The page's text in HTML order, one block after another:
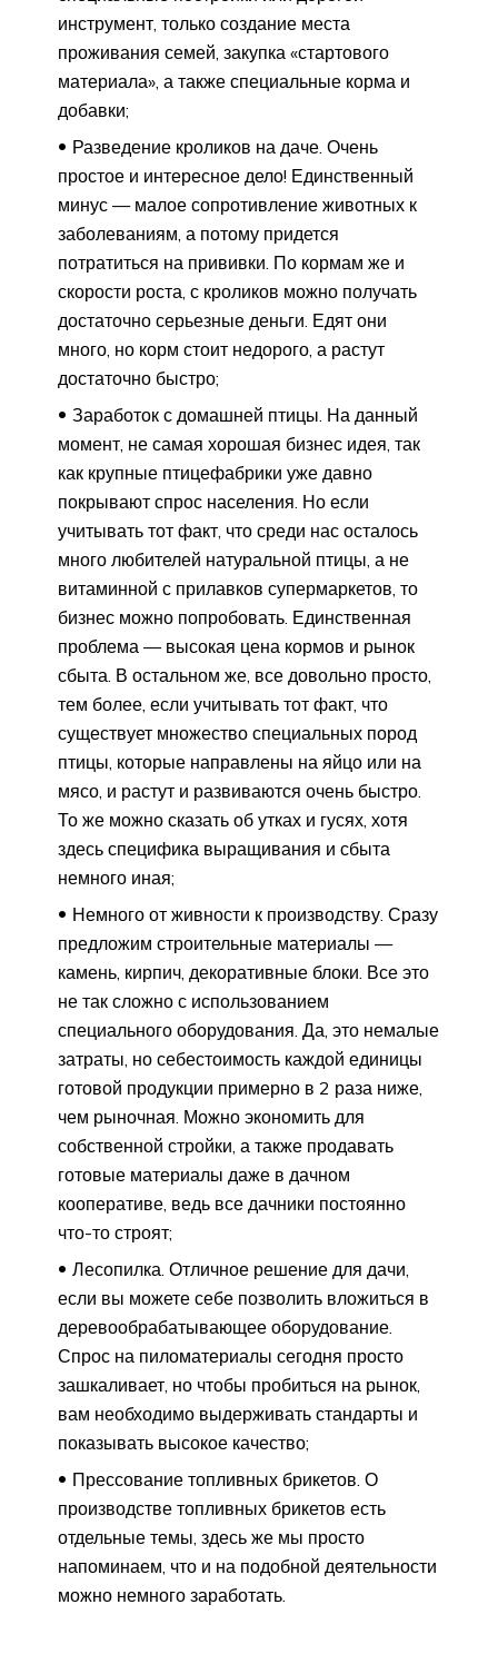
инструмент, только создание места
проживания семей, закупка «стартового
материала», а также специальные корма и
добавки;
Разведение кроликов на даче. Очень
простое и интересное дело! Единственный
минус — малое сопротивление животных к
заболеваниям, а потому придется
потратиться на прививки. По кормам же и
скорости роста, с кроликов можно получать
достаточно серьезные деньги. Едят они
много, но корм стоит недорого, а растут
достаточно быстро;
Заработок с домашней птицы. На данный
момент, не самая хорошая бизнес идея, так
как крупные птицефабрики уже давно
покрывают спрос населения. Но если
учитывать тот факт, что среди нас осталось
много любителей натуральной птицы, а не
витаминной с прилавков супермаркетов, то
бизнес можно попробовать. Единственная
проблема — высокая цена кормов и рынок
сбыта. В остальном же, все довольно просто,
тем более, если учитывать тот факт, что
существует множество специальных пород
птицы, которые направлены на яйцо или на
мясо, и растут и развиваются очень быстро.
То же можно сказать об утках и гусях, хотя
здесь специфика выращивания и сбыта
немного иная;
Немного от живности к производству. Сразу
предложим строительные материалы —
камень, кирпич, декоративные блоки. Все это
не так сложно с использованием
специального оборудования. Да, это немалые
затраты, но себестоимость каждой единицы
готовой продукции примерно в 2 раза ниже,
чем рыночная. Можно экономить для
собственной стройки, а также продавать
готовые материалы даже в дачном
кооперативе, ведь все дачники постоянно
что-то строят;
Лесопилка. Отличное решение для дачи,
если вы можете себе позволить вложиться в
деревообрабатывающее оборудование.
Спрос на пиломатериалы сегодня просто
зашкаливает, но чтобы пробиться на рынок,
вам необходимо выдерживать стандарты и
показывать высокое качество;
Прессование топливных брикетов. О
производстве топливных брикетов есть
отдельные темы, здесь же мы просто
напоминаем, что и на подобной деятельности
можно немного заработать.